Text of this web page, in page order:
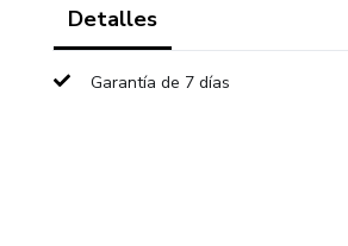
Detalles
Garantía de 7 días